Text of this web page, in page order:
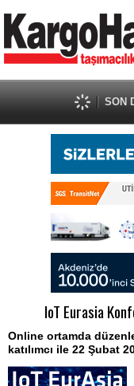
SON
IoT Eurasia
Online ortamda
katılımcı ile 22 Şubat